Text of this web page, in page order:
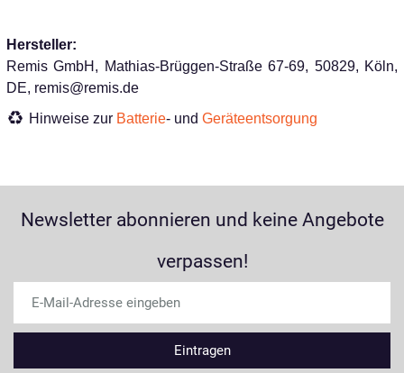
Hersteller:
Remis GmbH, Mathias-Brüggen-Straße 67-69, 50829, Köln,
DE, remis@remis.de
Hinweise zur Batterie- und Geräteentsorgung
Newsletter abonnieren und keine Angebote
verpassen!